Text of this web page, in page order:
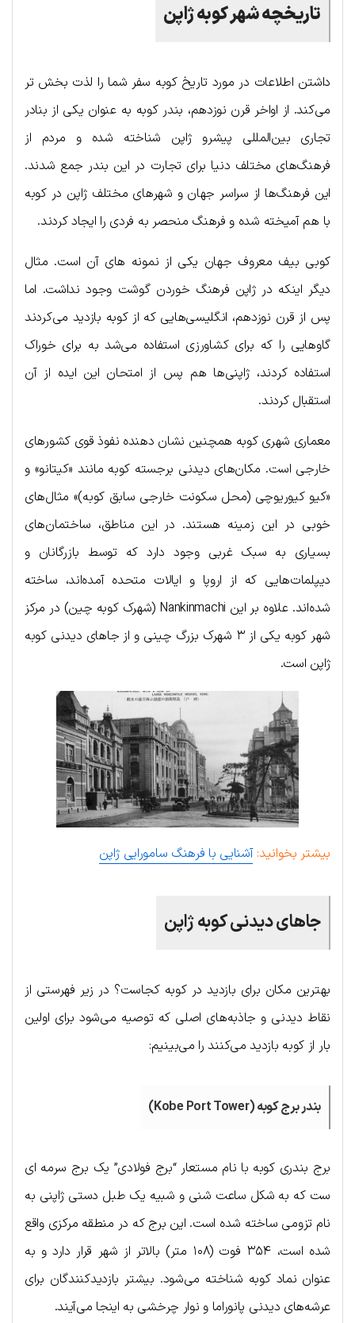
تاریخچه شهر کوبه ژاپن
داشتن اطلاعات در مورد تاریخ کوبه سفر شما را لذت بخش تر
می‌کند. از اواخر قرن نوزدهم، بندر کوبه به عنوان یکی از بنادر
تجاری بین‌المللی پیشرو ژاپن شناخته شده و مردم از
فرهنگ‌های مختلف دنیا برای تجارت در این بندر جمع شدند.
این فرهنگ‌ها از سراسر جهان و شهرهای مختلف ژاپن در کوبه
با هم آمیخته شده و فرهنگ منحصر به فردی را ایجاد کردند.
کوبی بیف معروف جهان یکی از نمونه های آن است. مثال
دیگر اینکه در ژاپن فرهنگ خوردن گوشت وجود نداشت. اما
پس از قرن نوزدهم، انگلیسی‌هایی که از کوبه بازدید می‌کردند
گاوهایی را که برای کشاورزی استفاده می‌شد به برای خوراک
استفاده کردند، ژاپنی‌ها هم پس از امتحان این ایده از آن
استقبال کردند.
معماری شهری کوبه همچنین نشان دهنده نفوذ قوی کشورهای
خارجی است. مکان‌های دیدنی برجسته کوبه مانند «کیتانو» و
«کیو کیوریوچی (محل سکونت خارجی سابق کوبه)» مثال‌های
خوبی در این زمینه هستند. در این مناطق، ساختمان‌های
بسیاری به سبک غربی وجود دارد که توسط بازرگانان و
دیپلمات‌هایی که از اروپا و ایالات متحده آمده‌اند، ساخته
شده‌اند. علاوه بر این Nankinmachi (شهرک کوبه چین) در مرکز
شهر کوبه یکی از ۳ شهرک بزرگ چینی و از جاهای دیدنی کوبه
ژاپن است.
بیشتر بخوانید: آشنایی با فرهنگ سامورایی ژاپن
جاهای دیدنی کوبه ژاپن
بهترین مکان برای بازدید در کوبه کجاست؟ در زیر فهرستی از
نقاط دیدنی و جاذبه‌های اصلی که توصیه می‌شود برای اولین
بار از کوبه بازدید می‌کنند را می‌بینیم:
بندر برج کوبه (Kobe Port Tower)
برج بندری کوبه با نام مستعار “برج فولادی” یک برج سرمه ای
ست که به شکل ساعت شنی و شبیه یک طبل دستی ژاپنی به
نام تزومی ساخته شده است. این برج که در منطقه مرکزی واقع
شده است، ۳۵۴ فوت (۱۰۸ متر) بالاتر از شهر قرار دارد و به
عنوان نماد کوبه شناخته می‌شود. بیشتر بازدیدکنندگان برای
عرشه‌های دیدنی پانوراما و نوار چرخشی به اینجا می‌آیند.